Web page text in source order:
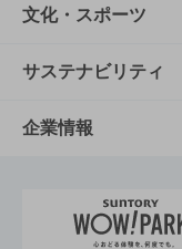
商品一覧
商品発売情報
栄養成分一覧
知る・楽しむTOP
キャンペーン
工場見学
地域情報
文化・スポーツ
文化・スポーツ
サントリーホール
サントリーサン
サステナビリティ
サステナビリテ
サントリーが考
企業情報
企業概要